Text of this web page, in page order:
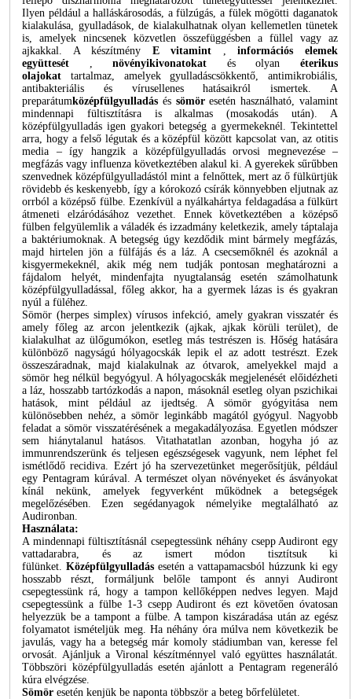
Ilyen például a halláskárosodás, a fülzúgás, a fülek mögötti daganatok
kialakulása, gyulladások, de kialakulhatnak olyan kellemetlen tünetek
is, amelyek nincsenek közvetlen összefüggésben a füllel vagy az
ajkakkal. A készítmény E vitamint ,információs elemek
együttesét
,növényikivonatokat és olyanéterikus
olajokat tartalmaz, amelyek gyulladáscsökkentő, antimikrobiális,
antibakteriális és vírusellenes hatásaikról ismertek. A
preparátumközépfülgyulladás és sömöresetén használható, valamint
mindennapi fültisztításra is alkalmas (mosakodás után). A
középfülgyulladás igen gyakori betegség a gyermekeknél. Tekintettel
arra, hogy a felső légutak és a középfül között kapcsolat van, az otitis
media – így hangzik a középfülgyulladás orvosi megnevezése –
megfázás vagy influenza következtében alakul ki. A gyerekek sűrűbben
szenvednek középfülgyulladástól mint a felnőttek, mert az ő fülkürtjük
rövidebb és keskenyebb, így a kórokozó csírák könnyebben eljutnak az
orrból a középső fülbe. Ezenkívül a nyálkahártya feldagadása a fülkürt
átmeneti elzáródásához vezethet. Ennek következtében a középső
fülben felgyülemlik a váladék és izzadmány keletkezik, amely táptalaja
a baktériumoknak. A betegség úgy kezdődik mint bármely megfázás,
majd hirtelen jön a fülfájás és a láz. A csecsemőknél és azoknál a
kisgyermekeknél, akik még nem tudják pontosan meghatározni a
fájdalom helyét, mindenfajta nyugtalanság esetén számolhatunk
középfülgyulladással, főleg akkor, ha a gyermek lázas is és gyakran
nyúl a füléhez.
Sömör (herpes simplex) vírusos infekció, amely gyakran visszatér és
amely főleg az arcon jelentkezik (ajkak, ajkak körüli terület), de
kialakulhat az ülőgumókon, esetleg más testrészen is. Hőség hatására
különböző nagyságú hólyagocskák lepik el az adott testrészt. Ezek
összeszáradnak, majd kialakulnak az ótvarok, amelyekkel majd a
sömör heg nélkül begyógyul. A hólyagocskák megjelenését előidézheti
a láz, hosszabb tartózkodás a napon, másoknál esetleg olyan pszichikai
hatások, mint például az ijedtség. A sömör gyógyitása nem
különösebben nehéz, a sömör leginkább magától gyógyul. Nagyobb
feladat a sömör visszatérésének a megakadályozása. Egyetlen módszer
sem hiánytalanul hatásos. Vitathatatlan azonban, hogyha jó az
immunrendszerünk és teljesen egészségesek vagyunk, nem léphet fel
ismétlődő recidiva. Ezért jó ha szervezetünket megerősítjük, például
egy Pentagram kúrával. A természet olyan növényeket és ásványokat
kínál nekünk, amelyek fegyverként működnek a betegségek
megelőzésében. Ezen segédanyagok némelyike megtalálható az
Audironban.
Használata:
A mindennapi fültisztításnál csepegtessünk néhány csepp Audiront egy
vattadarabra, és az ismert módon tisztítsuk ki
fülünket. Középfülgyulladás esetén a vattapamacsból húzzunk ki egy
hosszabb részt, formáljunk belőle tampont és annyi Audiront
csepegtessünk rá, hogy a tampon kellőképpen nedves legyen. Majd
csepegtessünk a fülbe 1-3 csepp Audiront és ezt követően óvatosan
helyezzük be a tampont a fülbe. A tampon kiszáradása után az egész
folyamatot ismételjük meg. Ha néhány óra múlva nem következik be
javulás, vagy ha a betegség már komoly stádiumban van, keresse fel
orvosát. Ajánljuk a Vironal készítménnyel való együttes használatát.
Többszöri középfülgyulladás esetén ajánlott a Pentagram regeneráló
kúra elvégzése.
Sömör esetén kenjük be naponta többször a beteg bőrfelületet.